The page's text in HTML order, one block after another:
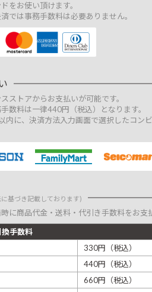
をお使い頂けます。
では事務手数料は必要ありません。
ストアからお支払いが可能です。
数料は一律440円（税込）となります。
内に、決済方法入力画面で選択したコン
基づき記載しております)
に商品代金・送料・代引き手数料をお支
手数料
330円（税込）
440円（税込）
660円（税込）